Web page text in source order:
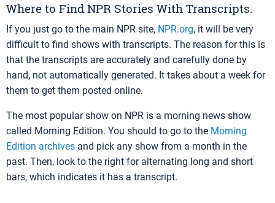
Where to Find NPR Stories With Transcripts.
If you just go to the main NPR site, NPR.org, it will be very
difficult to find shows with transcripts. The reason for this is
that the transcripts are accurately and carefully done by
hand, not automatically generated. It takes about a week for
them to get them posted online.
The most popular show on NPR is a morning news show
called Morning Edition. You should to go to the Morning
Edition archives and pick any show from a month in the
past. Then, look to the right for alternating long and short
bars, which indicates it has a transcript.